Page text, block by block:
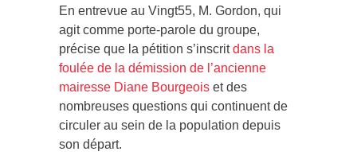
En entrevue au Vingt55, M. Gordon, qui
agit comme porte-parole du groupe,
précise que la pétition s’inscritdans la
foulée de la démission de l’ancienne
mairesse Diane Bourgeois et des
nombreuses questions qui continuent de
circuler au sein de la population depuis
son départ.